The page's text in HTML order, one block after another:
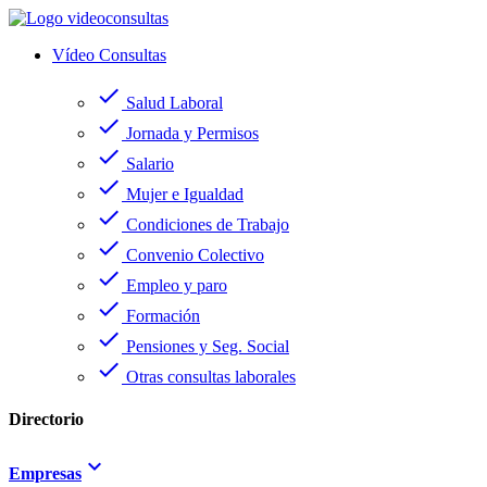
Vídeo Consultas
check Salud Laboral
check Jornada y Permisos
check Salario
check Mujer e Igualdad
check Condiciones de Trabajo
check Convenio Colectivo
check Empleo y paro
check Formación
check Pensiones y Seg. Social
check Otras consultas laborales
Directorio
Empresas keyboard_arrow_down